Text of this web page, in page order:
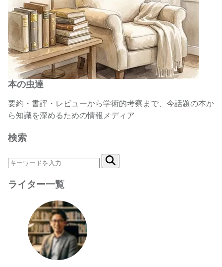
本の虫達
要約・書評・レビューから学術的考察まで、今話題の本か
ら知識を深めるための情報メディア
検索
ライター一覧